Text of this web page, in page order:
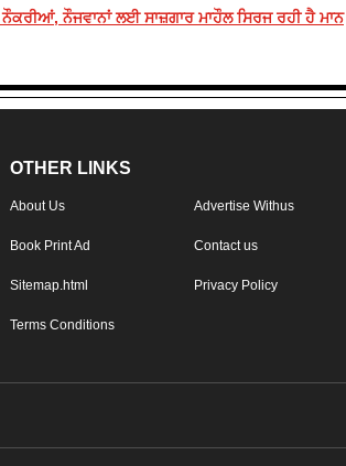
ਨੌਜਵਾਨਾਂ ਲਈ ਸਾਜ਼ਗਾਰ ਮਾਹੌਲ ਸਿਰਜ ਰਹੀ ਹੈ ਮਾਨ
OTHER LINKS
About Us Advertise Withus
Book Print Ad Contact us
Sitemap.html Privacy Policy
Terms Conditions